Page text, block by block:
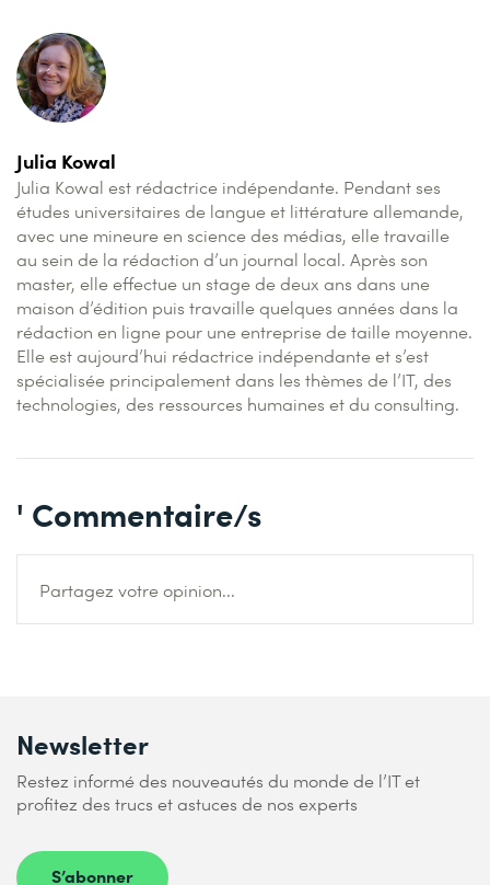
Julia Kowal
Julia Kowal est rédactrice indépendante. Pendant ses
études universitaires de langue et littérature allemande,
avec une mineure en science des médias, elle travaille
au sein de la rédaction d’un journal local. Après son
master, elle effectue un stage de deux ans dans une
maison d’édition puis travaille quelques années dans la
rédaction en ligne pour une entreprise de taille moyenne.
Elle est aujourd’hui rédactrice indépendante et s’est
spécialisée principalement dans les thèmes de l’IT, des
technologies, des ressources humaines et du consulting.
' Commentaire/s
Partagez votre opinion...
Newsletter
Restez informé des nouveautés du monde de l’IT et
profitez des trucs et astuces de nos experts
S’abonner